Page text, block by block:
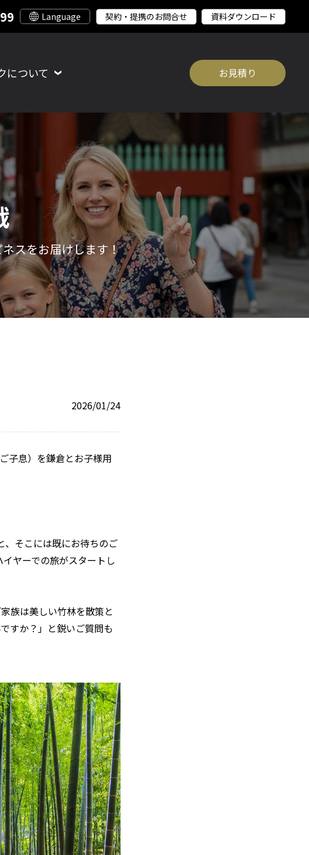
契約・提携のお問合せ 資料ダウンロード
について お見積り
スをお届けします！
2026/01/24
子息）を鎌倉とお子様用
、そこには既にお待ちのご
ヤーでの旅がスタートし
族は美しい竹林を散策と
すか？」と鋭いご質問も